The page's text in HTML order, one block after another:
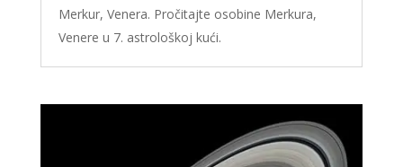
Merkur, Venera. Pročitajte osobine Merkura,
Venere u 7. astrološkoj kući.